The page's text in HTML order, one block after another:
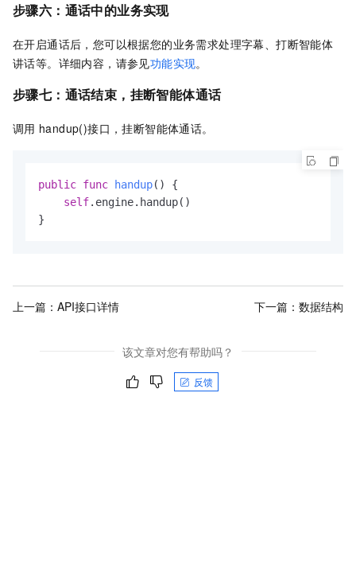
步骤六： 通话中的业务实现
在开启通话后，您可以根据您的业务需求处理字幕、打断智能体
讲话等。详细内容，请参见功能实现。
步骤七： 通话结束，挂断智能体通话
调用 handup()接口，挂断智能体通话。
public func handup() {
self.engine.handup()
}
上一篇： API接口详情 下一篇： 数据结构
该文章对您有帮助吗？
反馈